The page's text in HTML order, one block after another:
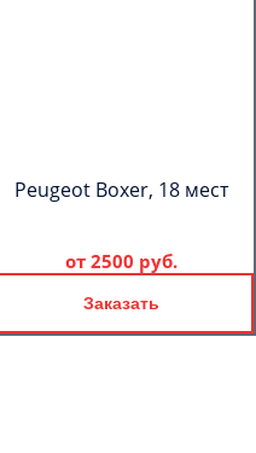
Peugeot Boxer, 18 мест
от 2500 руб.
Заказать